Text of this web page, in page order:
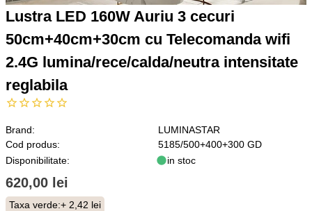
Lustra LED 160W Auriu 3 cecuri
50cm+40cm+30cm cu Telecomanda wifi
2.4G lumina/rece/calda/neutra intensitate
reglabila
Brand:
LUMINASTAR
Cod produs:
5185/500+400+300 GD
Disponibilitate:
in stoc
620,00 lei
Taxa verde:+ 2,42 lei